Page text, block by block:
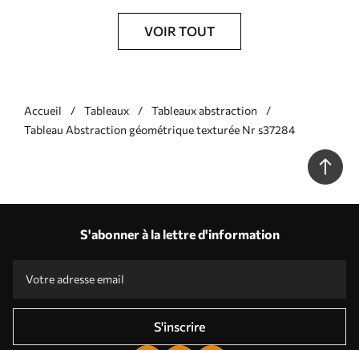
VOIR TOUT
Accueil Tableaux
Tableaux abstraction
Tableau Abstraction géométrique texturée Nr s37284
S'abonner à la lettre d'information
S'inscrire